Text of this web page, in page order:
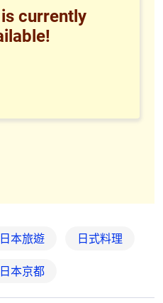
日本旅遊 日式料理
日本京都